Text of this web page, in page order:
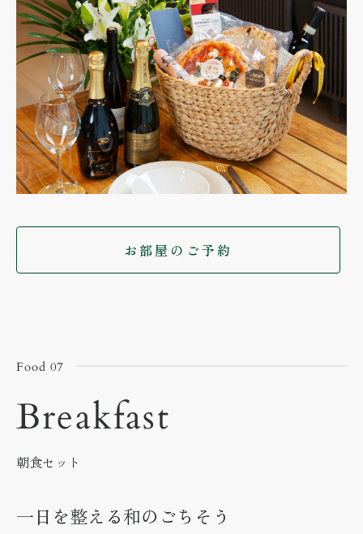
お部屋のご予約
Food 07
Breakfast
朝食セット
一日を整える和のごちそう